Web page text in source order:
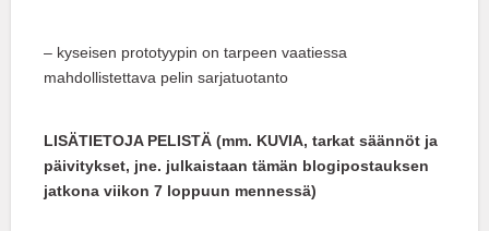
– kyseisen prototyypin on tarpeen vaatiessa
mahdollistettava pelin sarjatuotanto
LISÄTIETOJA PELISTÄ (mm. KUVIA, tarkat säännöt ja
päivitykset, jne. julkaistaan tämän blogipostauksen
jatkona viikon 7 loppuun mennessä)